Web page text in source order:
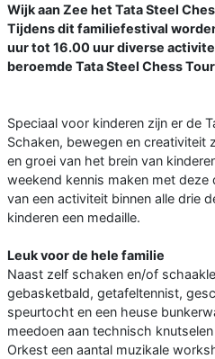
Wijk aan Zee het Tata Steel
Tijdens dit familiefestival
uur tot 16.00 uur diverse
beroemde Tata Steel Chess
Speciaal voor kinderen zijn er de
Schaken, bewegen en creativiteit
en groei van het brein van
weekend kennis maken met deze
van een activiteit binnen alle drie
kinderen een medaille.
Leuk voor de hele familie
Naast zelf schaken en/of
gebasketbald, getafeltennist,
speurtocht en een heuse
meedoen aan technisch
Orkest een aantal muzikale